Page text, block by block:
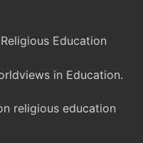
Education
in Education.
religious education